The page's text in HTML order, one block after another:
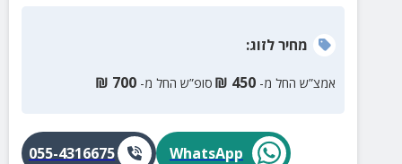
מחירלזוג:
אמצ”ש החל מ- 450
₪ סופ”ש החל מ- 700
₪
WhatsApp
055-4316675